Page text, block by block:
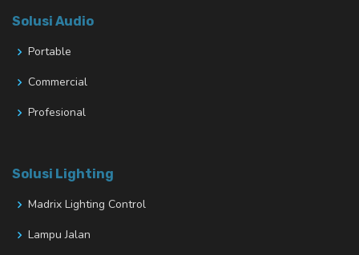
Solusi Audio
Portable
Commercial
Profesional
Solusi Lighting
Madrix Lighting Control
Lampu Jalan